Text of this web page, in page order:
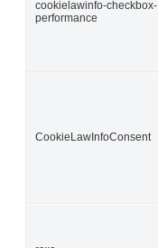
cookielawinfo-checkbox-
performance
CookieLawInfoConsent